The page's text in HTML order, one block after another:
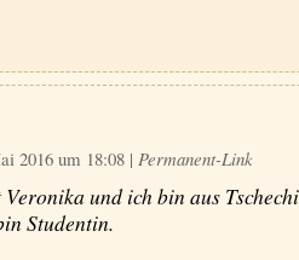
2016 um 18:08 | Permanent-Link
und ich bin aus
Studentin.